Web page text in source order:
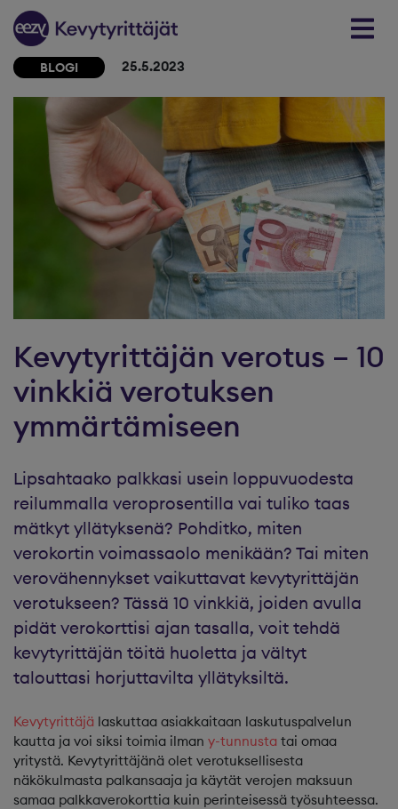
Skip to content
BLOGI 25.5.2023
Kevytyrittäjän verotus – 10
vinkkiä verotuksen
ymmärtämiseen
Lipsahtaako palkkasi usein loppuvuodesta
reilummalla veroprosentilla vai tuliko taas
mätkyt yllätyksenä? Pohditko, miten
verokortin voimassaolo menikään? Tai miten
verovähennykset vaikuttavat kevytyrittäjän
verotukseen? Tässä 10 vinkkiä, joiden avulla
pidät verokorttisi ajan tasalla, voit tehdä
kevytyrittäjän töitä huoletta ja vältyt
talouttasi horjuttavilta yllätyksiltä.
Kevytyrittäjä laskuttaa asiakkaitaan laskutuspalvelun
kautta ja voi siksi toimia ilman y-tunnusta tai omaa
yritystä. Kevytyrittäjänä olet verotuksellisesta
näkökulmasta palkansaaja ja käytät verojen maksuun
samaa palkkaverokorttia kuin perinteisessä työsuhteessa.